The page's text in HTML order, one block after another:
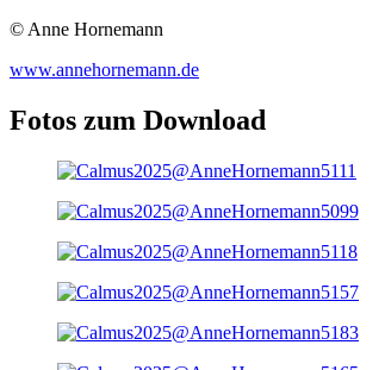
© Anne Hornemann
www.annehornemann.de
Fotos zum Download